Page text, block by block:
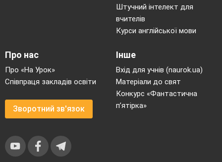
Штучний інтелект для
вчителів
Курси англійської мови
Про нас
Про «На Урок»
Співпраця закладів освіти
Зворотний зв'язок
Інше
Вхід для учнів (naurok.ua)
Матеріали до свят
Конкурс «Фантастична
п’ятірка»